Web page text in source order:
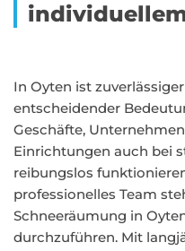
In Oyten ist
entscheidender
Geschäfte,
Einrichtungen auch bei
reibungslos
professionelles Team
Schneeräumung in
durchzuführen. Mit